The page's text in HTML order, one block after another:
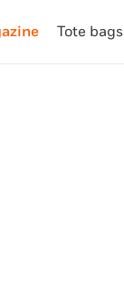
Tote bags